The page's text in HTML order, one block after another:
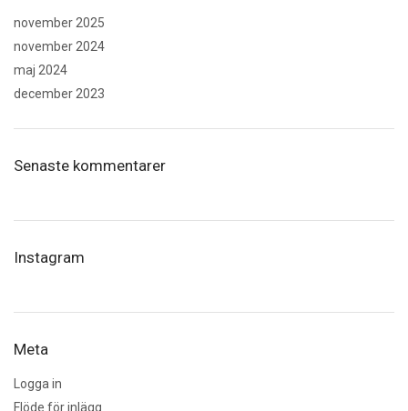
november 2025
november 2024
maj 2024
december 2023
Senaste kommentarer
Instagram
Meta
Logga in
Flöde för inlägg